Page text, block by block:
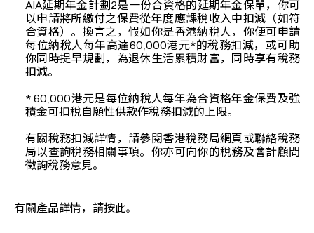
AIA延期年金計劃2是一份合資格的延期年金保單，你可
以申請將所繳付之保費從年度應課稅收入中扣減（如符
合資格）。換言之，假如你是香港納稅人，你便可申請
每位納稅人每年高達60,000港元*的稅務扣減，或可助
你同時提早規劃，為退休生活累積財富，同時享有稅務
扣減。
* 60,000港元是每位納稅人每年為合資格年金保費及強
積金可扣稅自願性供款作稅務扣減的上限。
有關稅務扣減詳情，請參閱香港稅務局網頁或聯絡稅務
局以查詢稅務相關事項。你亦可向你的稅務及會計顧問
徵詢稅務意見。
有關產品詳情，請按此。